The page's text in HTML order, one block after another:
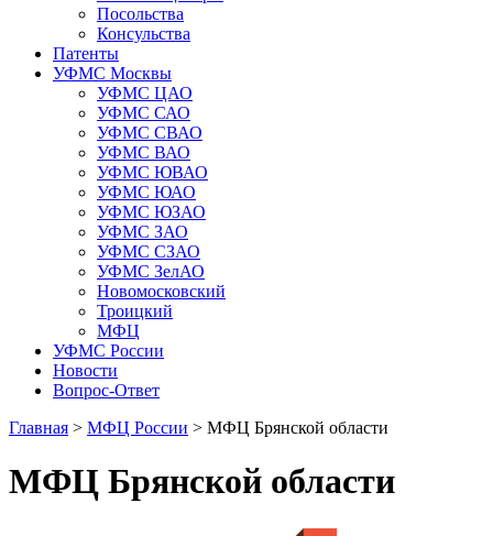
Посольства
Консульства
Патенты
УФМС Москвы
УФМС ЦАО
УФМС САО
УФМС СВАО
УФМС ВАО
УФМС ЮВАО
УФМС ЮАО
УФМС ЮЗАО
УФМС ЗАО
УФМС СЗАО
УФМС ЗелАО
Новомосковский
Троицкий
МФЦ
УФМС России
Новости
Вопрос-Ответ
Главная > МФЦ России > МФЦ Брянской области
МФЦ Брянской области